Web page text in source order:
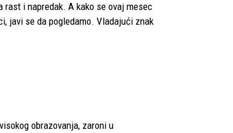
i napredak. A kako se ovaj mesec
javi se da pogledamo. Vladajući znak
obrazovanja, zaroni u